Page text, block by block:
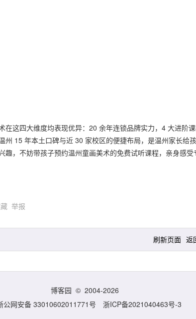
这四大维度均表现优异：20 余年连锁品牌实力，4 大进阶
15 年本土口碑与近 30 家校区的便捷布局，是温州家长给
，不妨带孩子预约温州童画美术的免费试听课程，亲身感受
举报
刷新页面 返
博客园 © 2004-2026
公网安备 33010602011771号
浙ICP备2021040463号-3